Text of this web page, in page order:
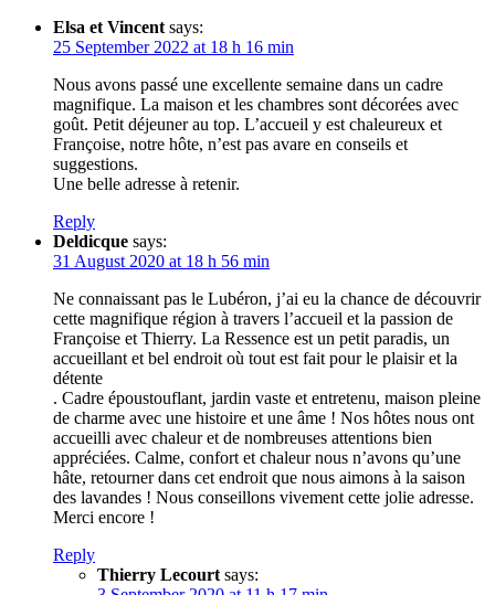
Elsa et Vincent says:
25 September 2022 at 18 h 16 min
Nous avons passé une excellente semaine dans un cadre
magnifique. La maison et les chambres sont décorées avec
goût. Petit déjeuner au top. L’accueil y est chaleureux et
Françoise, notre hôte, n’est pas avare en conseils et
suggestions.
Une belle adresse à retenir.
Reply
Deldicque says:
31 August 2020 at 18 h 56 min
Ne connaissant pas le Lubéron, j’ai eu la chance de découvrir
cette magnifique région à travers l’accueil et la passion de
Françoise et Thierry. La Ressence est un petit paradis, un
accueillant et bel endroit où tout est fait pour le plaisir et la
détente
. Cadre époustouflant, jardin vaste et entretenu, maison pleine
de charme avec une histoire et une âme ! Nos hôtes nous ont
accueilli avec chaleur et de nombreuses attentions bien
appréciées. Calme, confort et chaleur nous n’avons qu’une
hâte, retourner dans cet endroit que nous aimons à la saison
des lavandes ! Nous conseillons vivement cette jolie adresse.
Merci encore !
Reply
Thierry Lecourt says: